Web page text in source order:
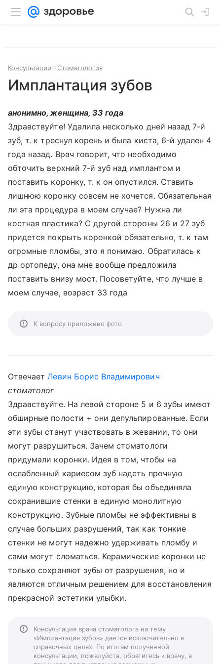
Консультации Стоматология
Имплантация зубов
анонимно, женщина, 33 года
Здравствуйте! Удалила несколько дней назад 7-й
зуб, т. к треснул корень и была киста, 6-й удален 4
года назад. Врач говорит, что необходимо
обточить верхний 7-й зуб над имплантом и
поставить коронку, т. к он опустился. Ставить
лишнюю коронку совсем не хочется. Обязательная
ли эта процедура в моем случае? Нужна ли
костная пластика? С другой стороны 26 и 27 зуб
придется покрыть коронкой обязательно, т. к там
огромные пломбы, это я понимаю. Обратилась к
др ортопеду, она мне вообще предложила
поставить внизу мост. Посоветуйте, что лучше в
моем случае, возраст 33 года
К вопросу приложено фото
ОтвечаетЛевин Борис Владимирович
стоматолог
Здравствуйте. На левой стороне 5 и 6 зубы имеют
обширные полости + они депульпированные. Если
эти зубы станут участвовать в жевании, то они
могут разрушиться. Зачем стоматологи
придумали коронки. Идея в том, чтобы на
ослабленный кариесом зуб надеть прочную
единую конструкцию, которая бы объединяла
сохранившие стенки в единую монолитную
конструкцию. Зубные пломбы не эффективны в
случае больших разрушений, так как тонкие
стенки не могут надежно удерживать пломбу и
сами могут сломаться. Керамические коронки не
только сохраняют зубы от разрушения, но и
являются отличным решением для восстановления
прекрасной эстетики улыбки.
Консультация врача стоматолога на тему
«Имплантация зубов» дается исключительно в
справочных целях. По итогам полученной
консультации, пожалуйста, обратитесь к врачу, в